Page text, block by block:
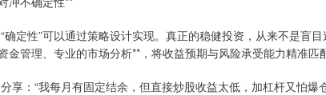
定性”可以通过策略设计实现。真正的稳健投资，从来不是盲
管理、专业的市场分析**，将收益预期与风险承受能力精准匹
享：“我每月有固定结余，但直接炒股收益太低，加杠杆又怕爆